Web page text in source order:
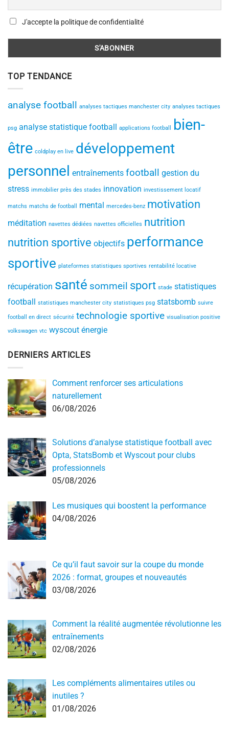
J'accepte la politique de confidentialité
TOP TENDANCE
analyse football analyses tactiques manchester city analyses tactiques
psg analyse statistique football applications football
bien-
être coldplay en live développement
personnel
entraînements football gestion du
stress immobilier près des stades innovation investissement locatif
matchs matchs de football mental mercedes-benz motivation
méditation navettes dédiées navettes officielles nutrition
nutrition sportive objectifs performance
sportive plateformes statistiques sportives rentabilité locative
récupération santé sommeil sport stade statistiques
football
statistiques manchester city statistiques psg statsbomb suivre
football en direct sécurité technologie sportive visualisation positive
volkswagen vtc wyscout énergie
DERNIERS ARTICLES
Comment renforcer ses articulations
naturellement
06/08/2026
Solutions d’analyse statistique football avec
Opta, StatsBomb et Wyscout pour clubs
professionnels
05/08/2026
Les musiques qui boostent la performance
04/08/2026
Ce qu’il faut savoir sur la coupe du monde
2026 : format, groupes et nouveautés
03/08/2026
Comment la réalité augmentée révolutionne les
entraînements
02/08/2026
Les compléments alimentaires utiles ou
inutiles ?
01/08/2026